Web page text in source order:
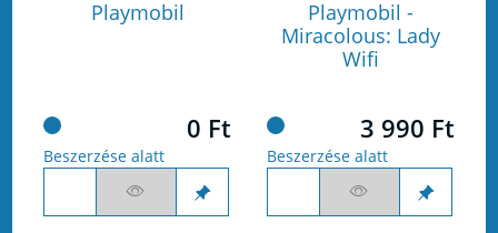
Playmobil
0 Ft
Beszerzése alatt
Playmobil -
Miracolous: Lady
Wifi
3 990 Ft
Beszerzése alatt